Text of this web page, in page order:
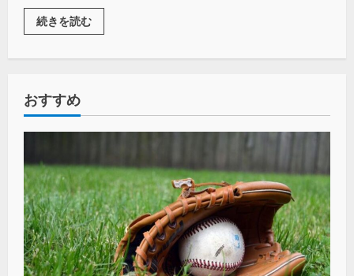
続きを読む
おすすめ